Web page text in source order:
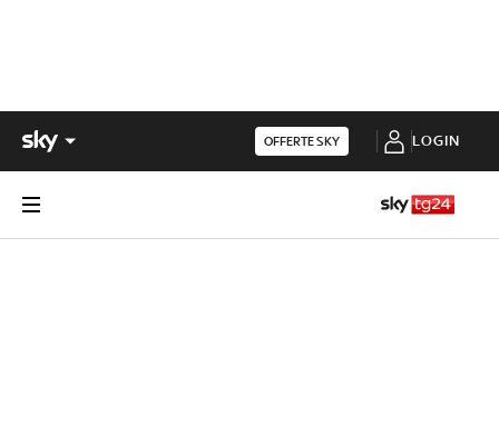
OFFERTE SKY LOGIN